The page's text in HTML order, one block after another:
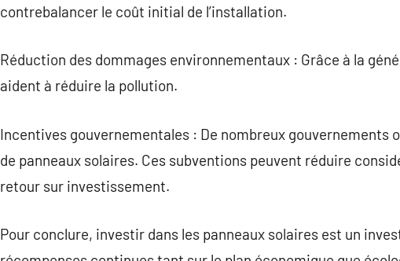
contrebalancer le coût initial de l’installation.
Réduction des dommages environnementaux : Grâce à la
aident à réduire la pollution.
Incentives gouvernementales : De nombreux
de panneaux solaires. Ces subventions peuvent réduire
retour sur investissement.
Pour conclure, investir dans les panneaux solaires est un